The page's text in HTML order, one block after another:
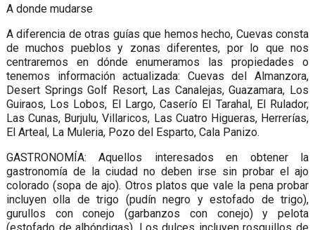
A donde mudarse
A diferencia de otras guías que hemos hecho, Cuevas consta
de muchos pueblos y zonas diferentes, por lo que nos
centraremos en dónde enumeramos las propiedades o
tenemos información actualizada: Cuevas del Almanzora,
Desert Springs Golf Resort, Las Canalejas, Guazamara, Los
Guiraos, Los Lobos, El Largo, Caserío El Tarahal, El Rulador,
Las Cunas, Burjulu, Villaricos, Las Cuatro Higueras, Herrerías,
El Arteal, La Muleria, Pozo del Esparto, Cala Panizo.
GASTRONOMÍA: Aquellos interesados en obtener la
gastronomía de la ciudad no deben irse sin probar el ajo
colorado (sopa de ajo). Otros platos que vale la pena probar
incluyen olla de trigo (pudín negro y estofado de trigo),
gurullos con conejo (garbanzos con conejo) y pelota